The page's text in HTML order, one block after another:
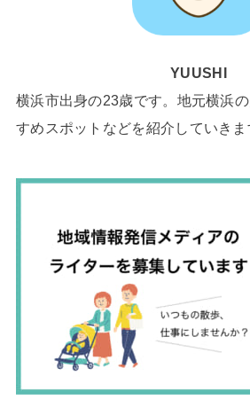
YUUSHI
横浜市出身の23歳です。地元横浜
すめスポットなどを紹介していきま